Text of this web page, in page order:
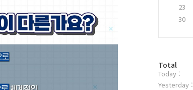
23
30
방
문
자
Total
Today :
Yesterday :